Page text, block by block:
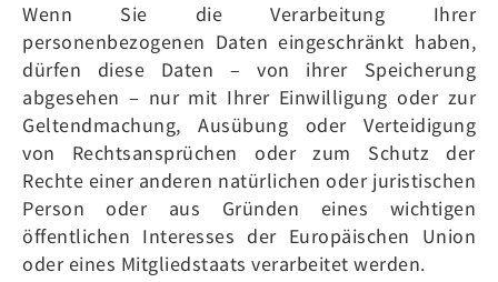
Wenn Sie die Verarbeitung Ihrer
personenbezogenen Daten eingeschränkt haben,
dürfen diese Daten – von ihrer Speicherung
abgesehen – nur mit Ihrer Einwilligung oder zur
Geltendmachung, Ausübung oder Verteidigung
von Rechtsansprüchen oder zum Schutz der
Rechte einer anderen natürlichen oder juristischen
Person oder aus Gründen eines wichtigen
öffentlichen Interesses der Europäischen Union
oder eines Mitgliedstaats verarbeitet werden.